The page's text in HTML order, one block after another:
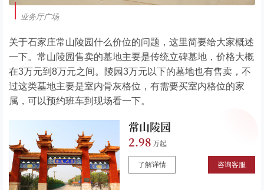
业务厅广场
关于石家庄常山陵园什么价位的问题，这里简要给大家概述
一下。常山陵园售卖的墓地主要是传统立碑墓地，价格大概
在3万元到8万元之间。陵园3万元以下的墓地也有售卖，不
过这类墓地主要是室内骨灰格位，有需要买室内格位的家
属，可以预约班车到现场看一下。
常山陵园
2.98
了解详情 咨询客服